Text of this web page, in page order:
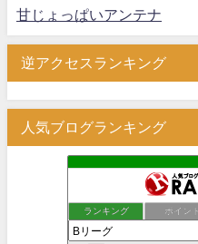
甘じょっぱいアンテナ
逆アクセスランキング
人気ブログランキング
ランキング ポイント